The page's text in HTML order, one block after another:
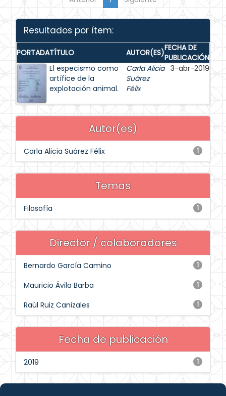
Resultados por ítem:
PORTADATÍTULO AUTOR(ES)FECHA DE
PUBLICACIÓN
El especismo como
artífice de la
explotación animal.
Carla Alicia
Suárez
Félix
3-abr-2019
Autor(es)
1
Carla Alicia Suárez Félix
Temas
1
Filosofía
Director / colaboradores
1
Bernardo García Camino
1
Mauricio Ávila Barba
1
Raúl Ruiz Canizales
Fecha de publicación
1
2019